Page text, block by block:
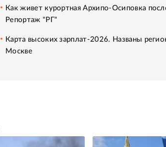
Как живет курортная Архипо-Осиповка
Репортаж "РГ"
Карта высоких зарплат-2026. Названы
Москве